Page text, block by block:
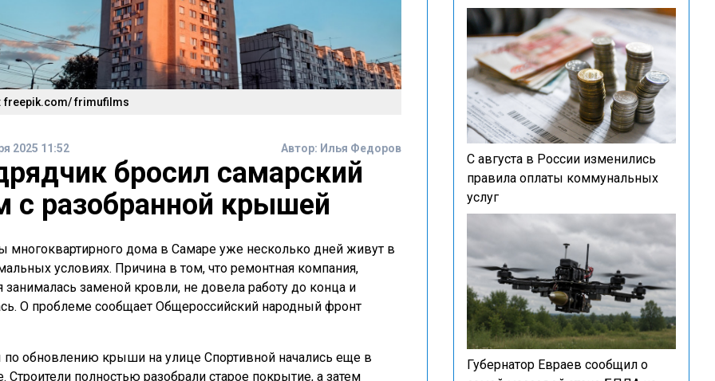
freepik.com/ frimufilms
2025 11:52 Автор: Илья Федоров
бросил самарский
с разобранной крышей
многоквартирного дома в Самаре уже несколько дней живут в
условиях. Причина в том, что ремонтная компания,
занималась заменой кровли, не довела работу до конца и
О проблеме сообщает Общероссийский народный фронт
по обновлению крыши на улице Спортивной начались еще в
Строители полностью разобрали старое покрытие, а затем
С августа в России изменились
правила оплаты коммунальных
услуг
Губернатор Евраев сообщил о